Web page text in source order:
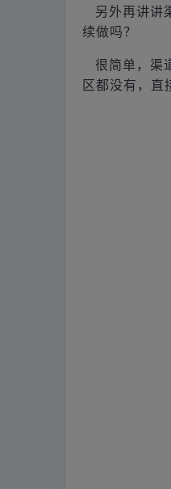
另外再讲讲
续做吗？
很简单，渠
区都没有，直